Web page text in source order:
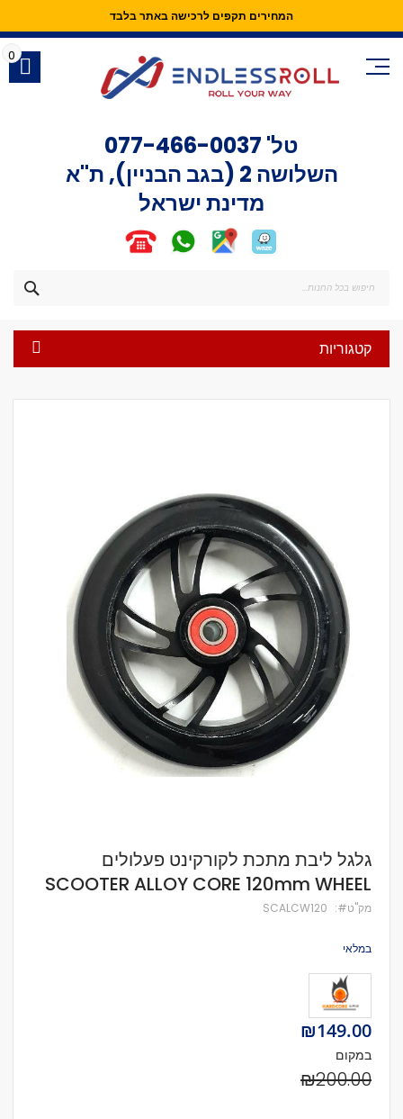
המחירים תקפים לרכישה באתר בלבד
Skip
Content
טל' 077-466-0037
השלושה 2 (בגב הבניין), ת"א
מדינת ישראל
0
קטגוריות
לדלג
להתחלה
של
תמונות
גלגל ליבת מתכת לקורקינט פעלולים
SCOOTER ALLOY CORE 120mm WHEEL
מק''ט SCALCW120
במלאי
Special
Price
₪149.00
במקום
₪200.00